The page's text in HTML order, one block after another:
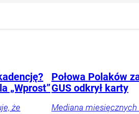
„Wprost”
że
Połowa Polaków
GUS odkrył karty
Mediana